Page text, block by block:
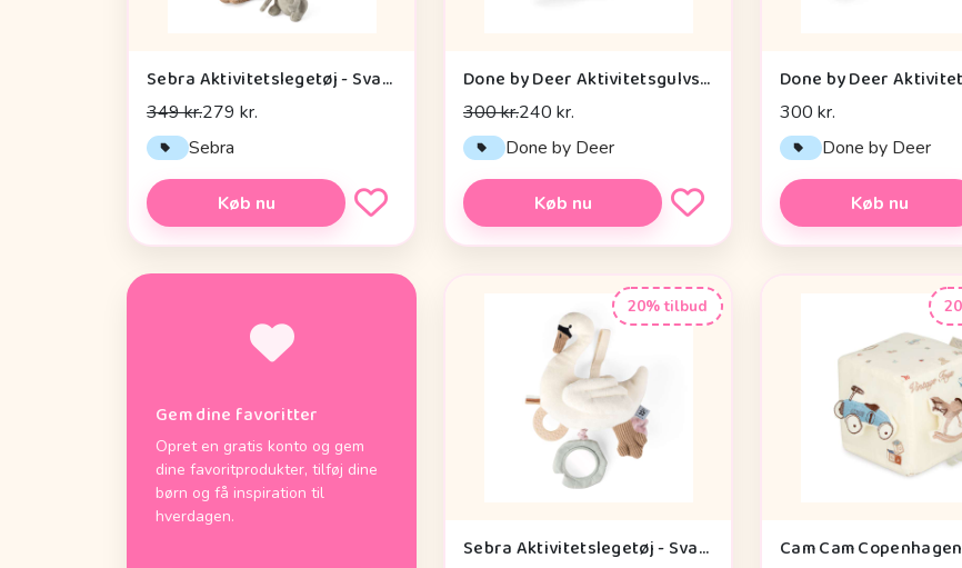
Sebra Aktivitetslegetøj - Svane
349 kr.279 kr.
Sebra
Køb nu
Done by Deer Aktivitetsgulvspejl - Croco - Grøn
300 kr.240 kr.
Done by Deer
Køb nu
300 kr.
Done by Deer
Køb nu
Gem dine favoritter
Opret en gratis konto og gem
dine favoritprodukter, tilføj dine
børn og få inspiration til
hverdagen.
20% tilbud
Sebra Aktivitetslegetøj - Svane